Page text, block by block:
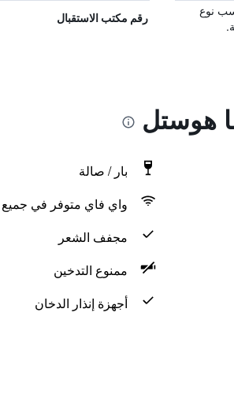
نوع
رقم مكتب الاستقبال
هوستل
بار / صالة
واي فاي متوفر في جميع
مجفف الشعر
ممنوع التدخين
أجهزة إنذار الدخان